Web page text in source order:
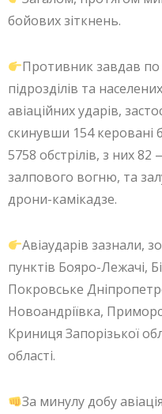
бойових зіткнень.
Противник завдав по
підрозділів та
авіаційних ударів,
скинувши 154 керовані
5758 обстрілів, з них
залпового вогню, та
дрони-камікадзе.
Авіаударів зазнали,
пунктів Бояро-Лежачі,
Покровське
Новоандріївка,
Криниця Запорізької
області.
За минулу добу